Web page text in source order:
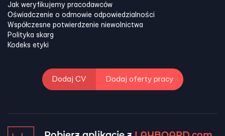
Jak weryfikujemy pracodawców
Oświadczenie o odmowie odpowiedzialności
Współczesne potwierdzenie niewolnictwa
Polityka skarg
Kodeks etyki
Dodaj CV Dodaj oferty pracy